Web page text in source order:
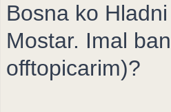
Bosna ko
Mostar. Imal
offtopicarim)?